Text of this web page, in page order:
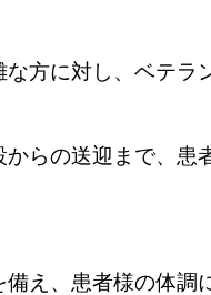
方に対し、ベテラ
らの送迎まで、患
え、患者様の体調